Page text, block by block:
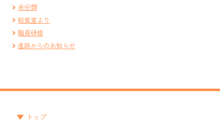
未分類
給食室より
職員研修
進路からのお知らせ
トップ